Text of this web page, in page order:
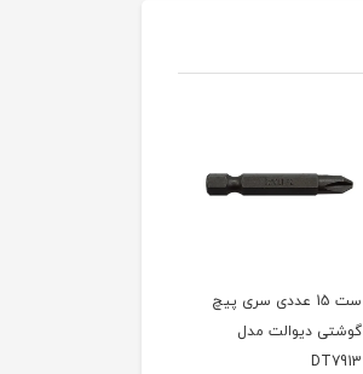
ست 15 عددی سری پیچ
گوشتی دیوالت مدل
DT7913